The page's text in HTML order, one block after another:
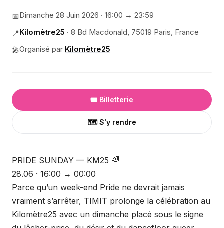
📅Dimanche 28 Juin 2026 · 16:00 → 23:59
📍Kilomètre25 · 8 Bd Macdonald, 75019 Paris, France
🎤Organisé par Kilomètre25
🎟️ Billetterie
🗺️ S'y rendre
PRIDE SUNDAY — KM25 🌈
28.06 · 16:00 → 00:00
Parce qu’un week-end Pride ne devrait jamais
vraiment s’arrêter, TIMIT prolonge la célébration au
Kilomètre25 avec un dimanche placé sous le signe